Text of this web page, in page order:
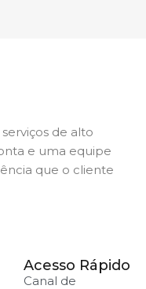
de alto
e uma equipe
que o cliente
Acesso Rápido
Canal de